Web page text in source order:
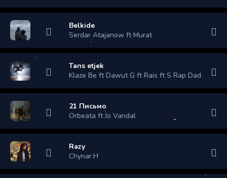
Belkide
Serdar Atajanow ft Murat
Tans etjek
Klaze Be ft Dawut G ft Rais ft S Rap Dade
21 Письмо
Orbeata ft Jo Vandal
Razy
Chynar.H